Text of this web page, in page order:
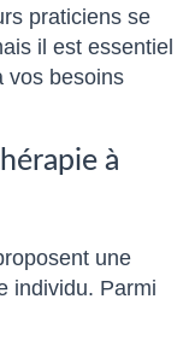
praticiens se
il est essentiel
vos besoins
à
une
individu. Parmi